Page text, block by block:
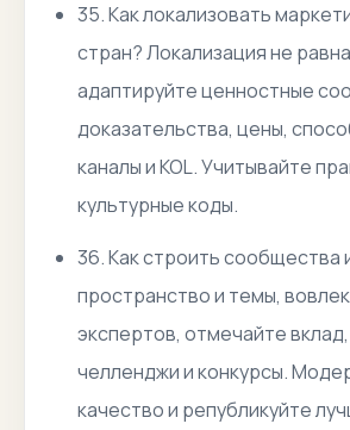
35. Как локализовать
стран? Локализация не
адаптируйте ценностные
доказательства, цены,
каналы и KOL. Учитывайте
культурные коды.
36. Как строить сообщества
пространство и темы,
экспертов, отмечайте
челленджи и конкурсы.
качество и републикуйте